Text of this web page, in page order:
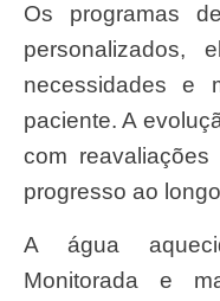
Os programas de fisioterapia aquática são
personalizados,
necessidades e
paciente. A
com
progresso ao
A água aquecida é outro diferencial.
Monitorada e